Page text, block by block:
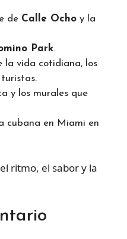
de Calle Ocho y la
Park.
la vida cotidiana, los
turistas.
y los murales que
cubana en Miami en
ritmo, el sabor y la